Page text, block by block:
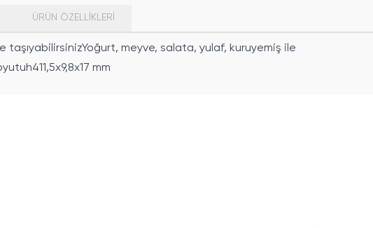
ÜRÜN ÖZELLIKLERI
taşıyabilirsinizYoğurt, meyve, salata, yulaf, kuruyemiş ile
mm